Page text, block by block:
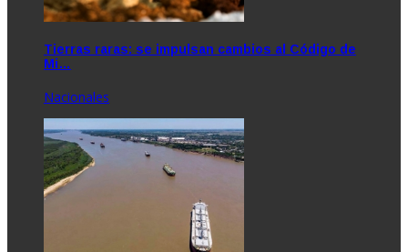
Tierras raras: se impulsan cambios al Código de
Mi…
Nacionales